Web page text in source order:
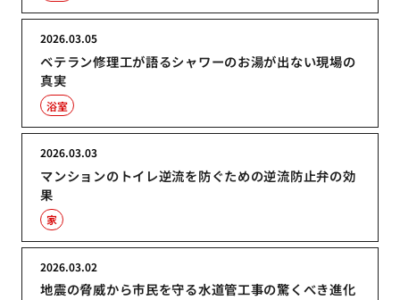
ベテラン修理工が語るシャワーのお湯が出ない現場の
真実
2026.03.05
浴室
マンションのトイレ逆流を防ぐための逆流防止弁の効
果
2026.03.03
家
地震の脅威から市民を守る水道管工事の驚くべき進化
2026.03.02